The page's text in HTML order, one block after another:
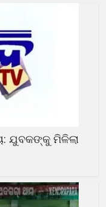
ଯୁବକଙ୍କୁ ମିଳିଲା